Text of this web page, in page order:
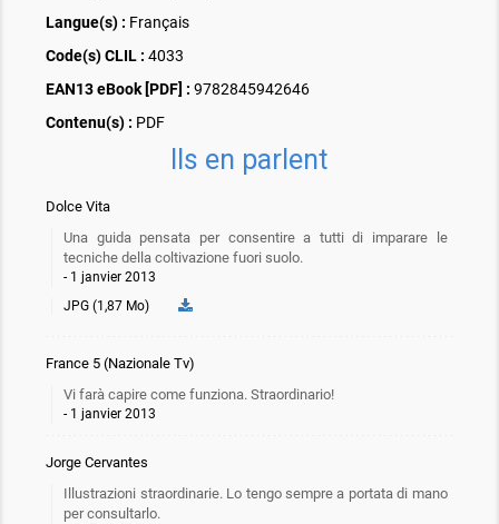
Langue(s) : Français
Code(s) CLIL : 4033
EAN13 eBook [PDF] : 9782845942646
Contenu(s) : PDF
Ils en parlent
Dolce Vita
Una guida pensata per consentire a tutti di imparare le
tecniche della coltivazione fuori suolo.
1 janvier 2013
JPG (1,87 Mo)
France 5 (Nazionale Tv)
Vi farà capire come funziona. Straordinario!
1 janvier 2013
Jorge Cervantes
Illustrazioni straordinarie. Lo tengo sempre a portata di mano
per consultarlo.